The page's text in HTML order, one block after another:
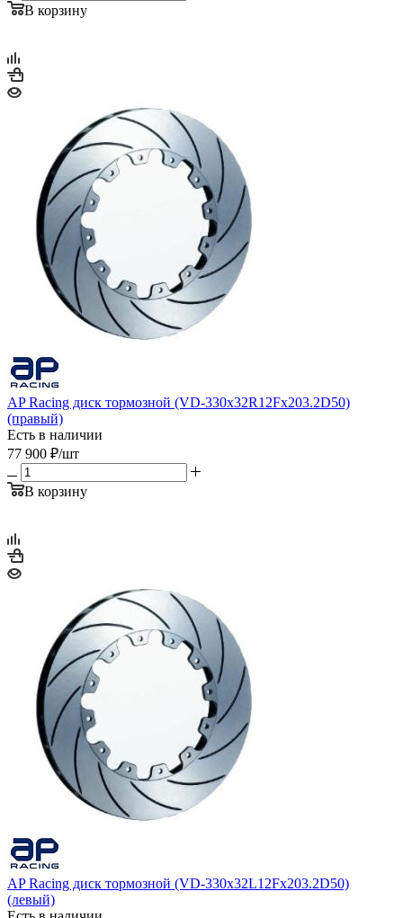
В корзину
AP Racing диск тормозной (VD-330x32R12Fx203.2D50)
(правый)
Есть в наличии
77 900 ₽/шт
В корзину
AP Racing диск тормозной (VD-330x32L12Fx203.2D50)
(левый)